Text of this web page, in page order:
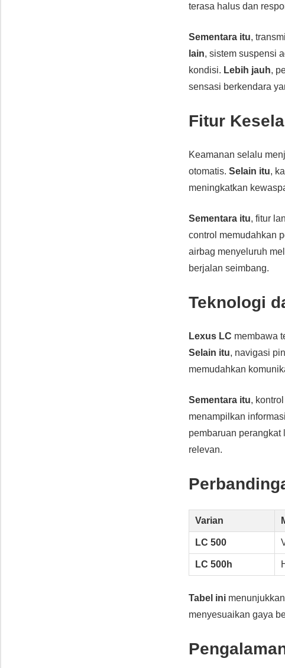
terasa halus dan
Sementara itu,
lain, sistem suspensi
kondisi. Lebih jauh,
sensasi berkendara
Fitur
Keamanan selalu
otomatis.Selain itu,
meningkatkan
Sementara itu, fitur
control memudahkan
airbag menyeluruh
berjalan seimbang.
Teknologi
Lexus LC membawa
Selain itu, navigasi
memudahkan
Sementara itu,
menampilkan
pembaruan perangkat
relevan.
Varian
LC 500
LC 500h
Tabel ini
menyesuaikan gaya